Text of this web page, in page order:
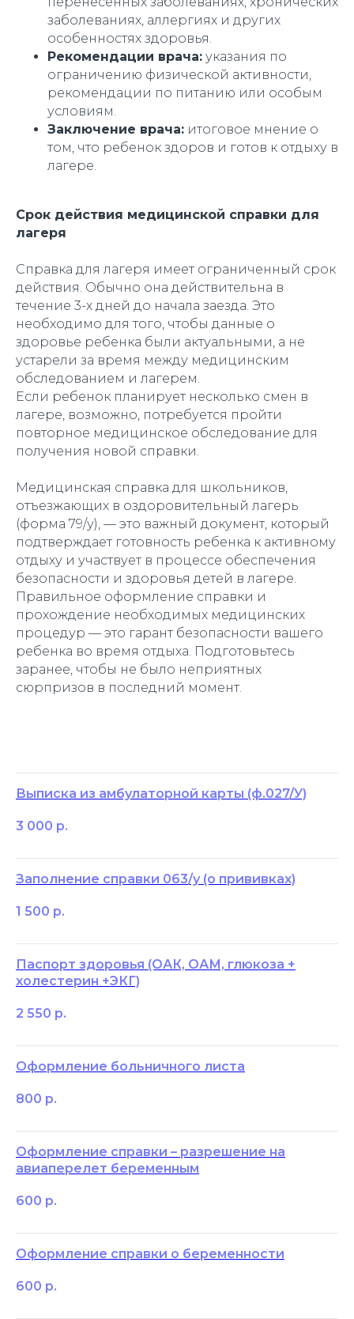
заболеваниях, аллергиях и других
особенностях здоровья.
Рекомендации врача: указания по
ограничению физической активности,
рекомендации по питанию или особым
условиям.
Заключение врача: итоговое мнение о
том, что ребенок здоров и готов к отдыху в
лагере.
Срок действия медицинской справки для
лагеря
Справка для лагеря имеет ограниченный срок
действия. Обычно она действительна в
течение 3-х дней до начала заезда. Это
необходимо для того, чтобы данные о
здоровье ребенка были актуальными, а не
устарели за время между медицинским
обследованием и лагерем.
Если ребенок планирует несколько смен в
лагере, возможно, потребуется пройти
повторное медицинское обследование для
получения новой справки.
Медицинская справка для школьников,
отъезжающих в оздоровительный лагерь
(форма 79/у), — это важный документ, который
подтверждает готовность ребенка к активному
отдыху и участвует в процессе обеспечения
безопасности и здоровья детей в лагере.
Правильное оформление справки и
прохождение необходимых медицинских
процедур — это гарант безопасности вашего
ребенка во время отдыха. Подготовьтесь
заранее, чтобы не было неприятных
сюрпризов в последний момент.
Выписка из амбулаторной карты (ф.027/У)
3 000 р.
Заполнение справки 063/у (о прививках)
1 500 р.
Паспорт здоровья (ОАК, ОАМ, глюкоза +
холестерин +ЭКГ)
2 550 р.
Оформление больничного листа
800 р.
Оформление справки – разрешение на
авиаперелет беременным
600 р.
Оформление справки о беременности
600 р.